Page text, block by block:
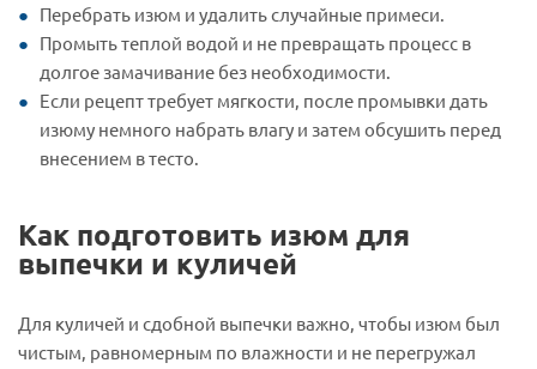
Перебрать изюм и удалить случайные примеси.
Промыть теплой водой и не превращать процесс в
долгое замачивание без необходимости.
Если рецепт требует мягкости, после промывки дать
изюму немного набрать влагу и затем обсушить перед
внесением в тесто.
Как подготовить изюм для
выпечки и куличей
Для куличей и сдобной выпечки важно, чтобы изюм был
чистым, равномерным по влажности и не перегружал